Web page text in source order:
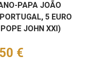
PAPA JOÃO
5 EURO
JOHN XXI)
€